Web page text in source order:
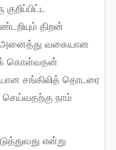
திறன்
அனைத்து வகையான
கொள்வதன்
சங்கிலித் தொடரை
செய்வதற்கு நாம்